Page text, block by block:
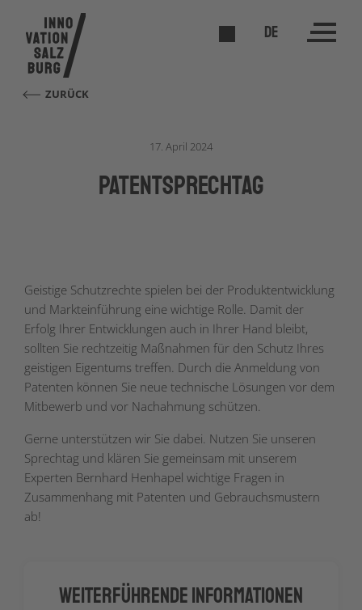
DE
ZURÜCK
17. April 2024
patentSPRECHTAG
Geistige Schutzrechte spielen bei der Produktentwicklung
und Markteinführung eine wichtige Rolle. Damit der
Erfolg Ihrer Entwicklungen auch in Ihrer Hand bleibt,
sollten Sie rechtzeitig Maßnahmen für den Schutz Ihres
geistigen Eigentums treffen. Durch die Anmeldung von
Patenten können Sie neue technische Lösungen vor dem
Mitbewerb und vor Nachahmung schützen.
Gerne unterstützen wir Sie dabei. Nutzen Sie unseren
Sprechtag und klären Sie gemeinsam mit unserem
Experten Bernhard Henhapel wichtige Fragen in
Zusammenhang mit Patenten und Gebrauchsmustern
ab!
Weiterführende Informationen